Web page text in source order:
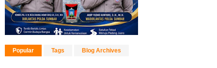
Popular Tags Blog Archives